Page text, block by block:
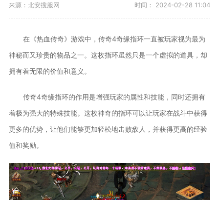
来源：北安搜服网 时间： 2024-02-28 11:04
在《热血传奇》游戏中，传奇4奇缘指环一直被玩家视为最为
神秘而又珍贵的物品之一。这枚指环虽然只是一个虚拟的道具，却
拥有着无限的价值和意义。
传奇4奇缘指环的作用是增强玩家的属性和技能，同时还拥有
着极为强大的特殊技能。这枚神奇的指环可以让玩家在战斗中获得
更多的优势，让他们能够更加轻松地击败敌人，并获得更高的经验
值和奖励。